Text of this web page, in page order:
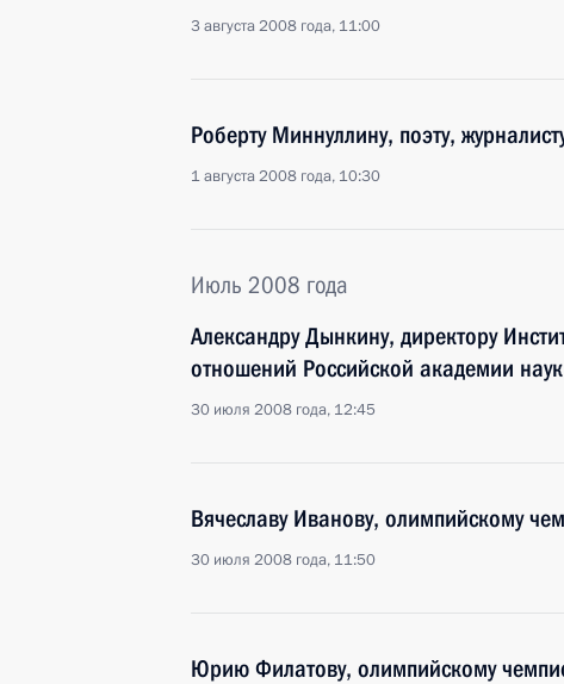
3 августа 2008 года, 11:00
Роберту Миннуллину, поэту,
1 августа 2008 года, 10:30
Июль 2008 года
Александру Дынкину, директору
отношений Российской академии наук
30 июля 2008 года, 12:45
Вячеславу Иванову, олимпийскому
30 июля 2008 года, 11:50
Юрию Филатову, олимпийскому